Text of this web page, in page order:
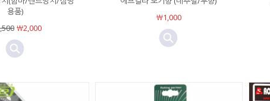
용품)
￦2,000
￦1,000